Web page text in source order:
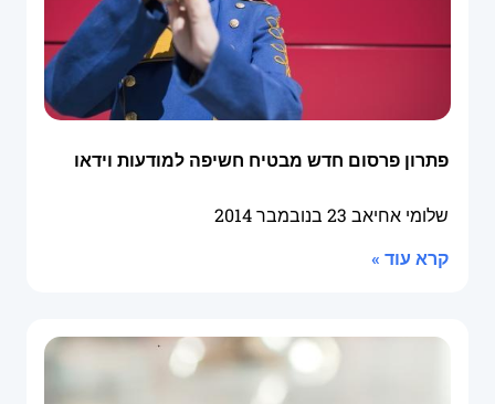
פתרון פרסום חדש מבטיח חשיפה למודעות וידאו
שלומי אחיאב 23 בנובמבר 2014
קרא עוד »